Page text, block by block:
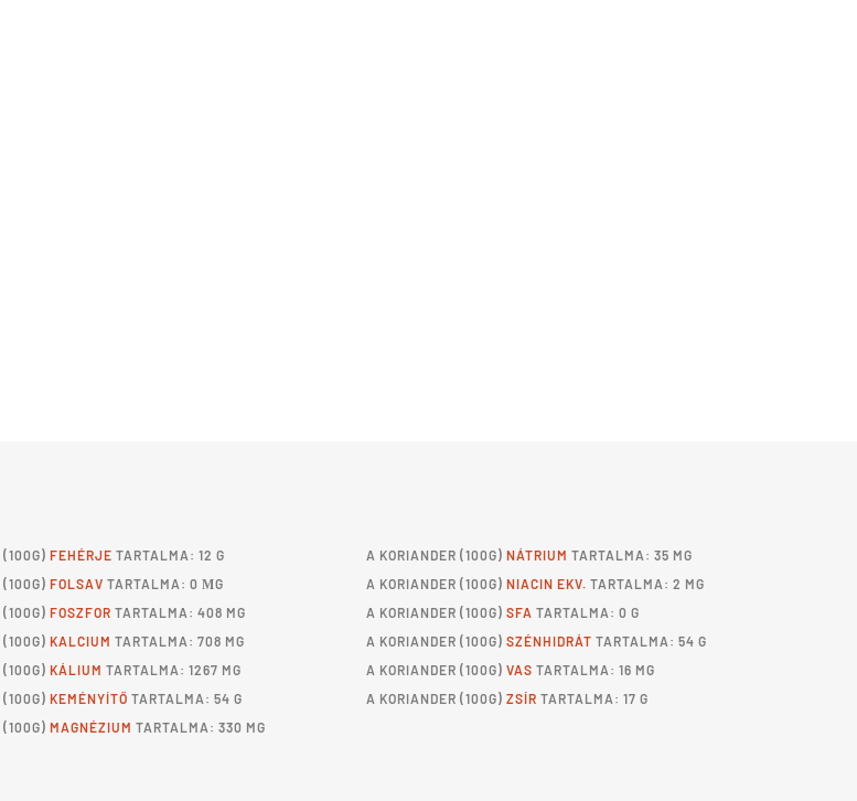
(100G)FEHÉRJE TARTALMA: 12 G
(100G)FOLSAV TARTALMA: 0 ΜG
(100G)FOSZFOR TARTALMA: 408 MG
(100G)KALCIUM TARTALMA: 708 MG
(100G)KÁLIUM TARTALMA: 1267 MG
(100G)KEMÉNYÍTŐ TARTALMA: 54 G
(100G)MAGNÉZIUM TARTALMA: 330 MG
A KORIANDER (100G) NÁTRIUM TARTALMA: 35 MG
A KORIANDER (100G) NIACIN EKV. TARTALMA: 2 MG
A KORIANDER (100G) SFA TARTALMA: 0 G
A KORIANDER (100G) SZÉNHIDRÁT TARTALMA: 54 G
A KORIANDER (100G) VAS TARTALMA: 16 MG
A KORIANDER (100G) ZSÍR TARTALMA: 17 G